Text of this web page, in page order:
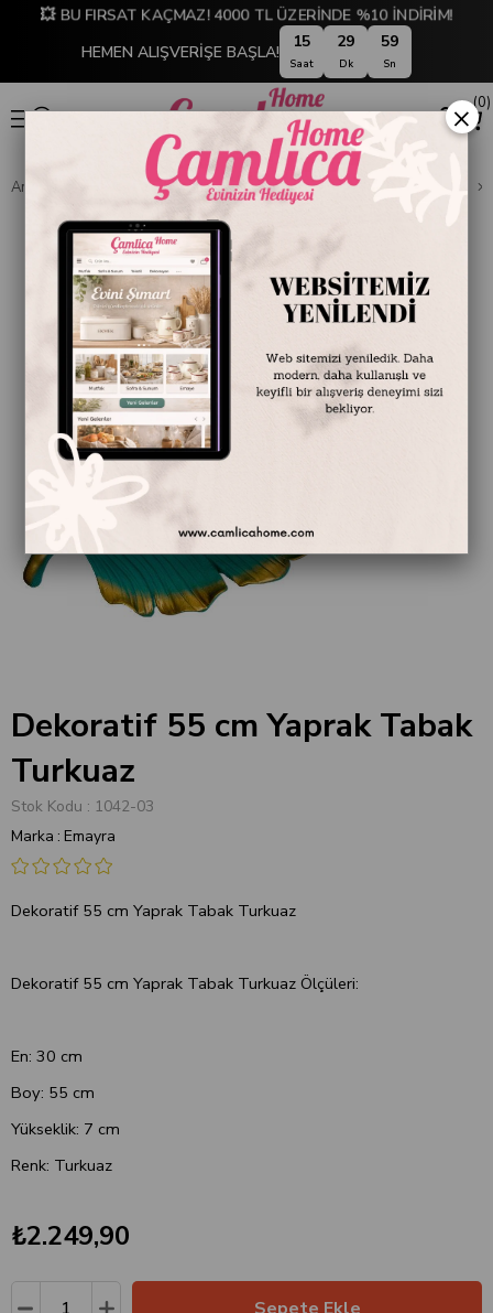
💥 BU FIRSAT KAÇMAZ! 4000 TL ÜZERİNDE %10 İNDİRİM!
HEMEN ALIŞVERİŞE BAŞLA! 15
Saat
29
Dk
59
Sn
0
Anasayfa DEKORASYON Ev Aksesuarları Dekoratif Obje ve Biblo
Dekoratif 55 cm Yaprak Tabak
Turkuaz
Stok Kodu
1042-03
Marka : Emayra
Dekoratif 55 cm Yaprak Tabak Turkuaz
Dekoratif 55 cm Yaprak Tabak Turkuaz Ölçüleri:
En: 30 cm
Boy: 55 cm
Yükseklik: 7 cm
Renk: Turkuaz
₺2.249,90
×